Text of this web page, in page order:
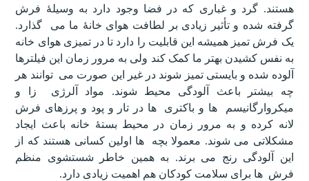
هستند. گرد و غباری که در فضا وجود دارد به وسیلۀ فرش
گرفته شده و تأثیر زیادی بر لطافت هوای خانۀ ما می گذارد.
یک فرش تمیز همیشه این قابلیت را دارد تا در تمیزی هوای خانه
به نفس کشیدن بهتر ما کمک کند ولی به مرور زمان این فیلترها
آلوده شده و بایستی تمیز شوند در غیر این صورت می توانند هر
چه بیشتر باعث آلودگی محیط شوند. مواد آلرژی زا و
میکروارگانیسم ها و باکتری ها در تار و پود و پرزهای فرش
لانه کرده و به مرور زمان در محیط بستۀ خانه باعث ایجاد
مشکلاتی می شوند. معمولا بچه ها اولین کسانی هستند که از
این آلودگی رنج می برند. به همین خاطر شستشوی منظم
فرش ها برای سلامت کودکان هم اهمیت زیادی دارد.